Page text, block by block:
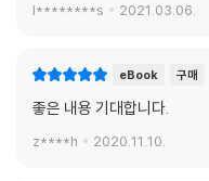
l********s 2021.03.06.
eBook 구매
좋은 내용 기대합니다.
z****h 2020.11.10.